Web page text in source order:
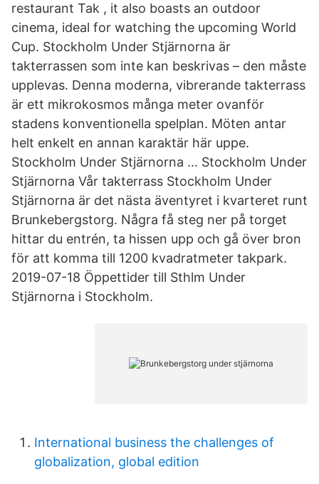
restaurant Tak , it also boasts an outdoor
cinema, ideal for watching the upcoming World
Cup. Stockholm Under Stjärnorna är
takterrassen som inte kan beskrivas – den måste
upplevas. Denna moderna, vibrerande takterrass
är ett mikrokosmos många meter ovanför
stadens konventionella spelplan. Möten antar
helt enkelt en annan karaktär här uppe.
Stockholm Under Stjärnorna … Stockholm Under
Stjärnorna Vår takterrass Stockholm Under
Stjärnorna är det nästa äventyret i kvarteret runt
Brunkebergstorg. Några få steg ner på torget
hittar du entrén, ta hissen upp och gå över bron
för att komma till 1200 kvadratmeter takpark.
2019-07-18 Öppettider till Sthlm Under
Stjärnorna i Stockholm.
International business the challenges of
globalization, global edition